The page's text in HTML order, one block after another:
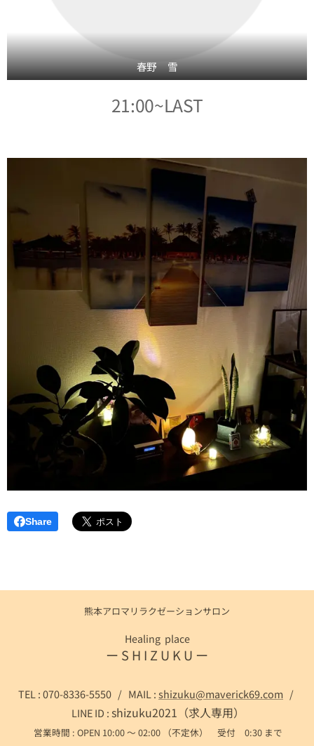
春野 雪
21:00~LAST
Share
熊本アロマリラクゼーションサロン
Healing place
ー S H I Z U K U ー
TEL : 070-8336-5550 / MAIL :shizuku@maverick69.com /
LINE ID :shizuku2021（求人専用）
営業時間 : OPEN 10:00 ～ 02:00 （不定休） 受付 0:30 まで